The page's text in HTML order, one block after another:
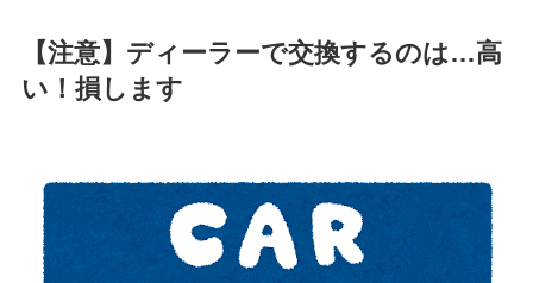
【注意】ディーラーで交換するのは…高
い！損します